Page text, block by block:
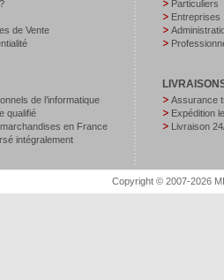
de Vente
de l’informatique
qualifié
en France
intégralement
Particuliers
Entreprises
Assurance
Expédition
Livraison
Copyright © 2007-2026